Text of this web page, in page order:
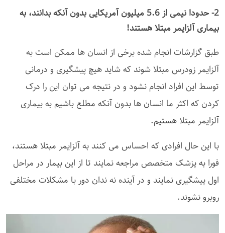
2- حدودا نیمی از 5.6 میلیون آمریکایی بدون آنکه بدانند، به
بیماری آلزایمر مبتلا هستند!
طبق گزارشات انجام شده برخی از انسان ها ممکن است به
آلزایمر زودرس مبتلا شوند که شاید هیچ پیشگیری و درمانی
توسط این افراد انجام نشود و در نتیجه می توان این را درک
کردن که اکثر ما انسان ها بدون آنکه مطلع باشیم به بیماری
آلزایمر مبتلا هستیم.
با این حال افرادی که احساس می کنند به آلزایمر مبتلا هستند،
فورا به پزشک متخصص مراجعه نمایند تا از این بیمار در مراحل
اول پیشگیری نمایند و در آینده نه ندان دور با مشکلات مختلفی
روبرو نشوند.